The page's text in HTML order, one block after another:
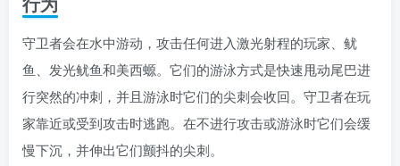
守卫者会在水中游动，攻击任何进入激光射程的玩家、鱿
鱼、发光鱿鱼和美西螈。它们的游泳方式是快速甩动尾巴进
行突然的冲刺，并且游泳时它们的尖刺会收回。守卫者在玩
家靠近或受到攻击时逃跑。在不进行攻击或游泳时它们会缓
慢下沉，并伸出它们颤抖的尖刺。